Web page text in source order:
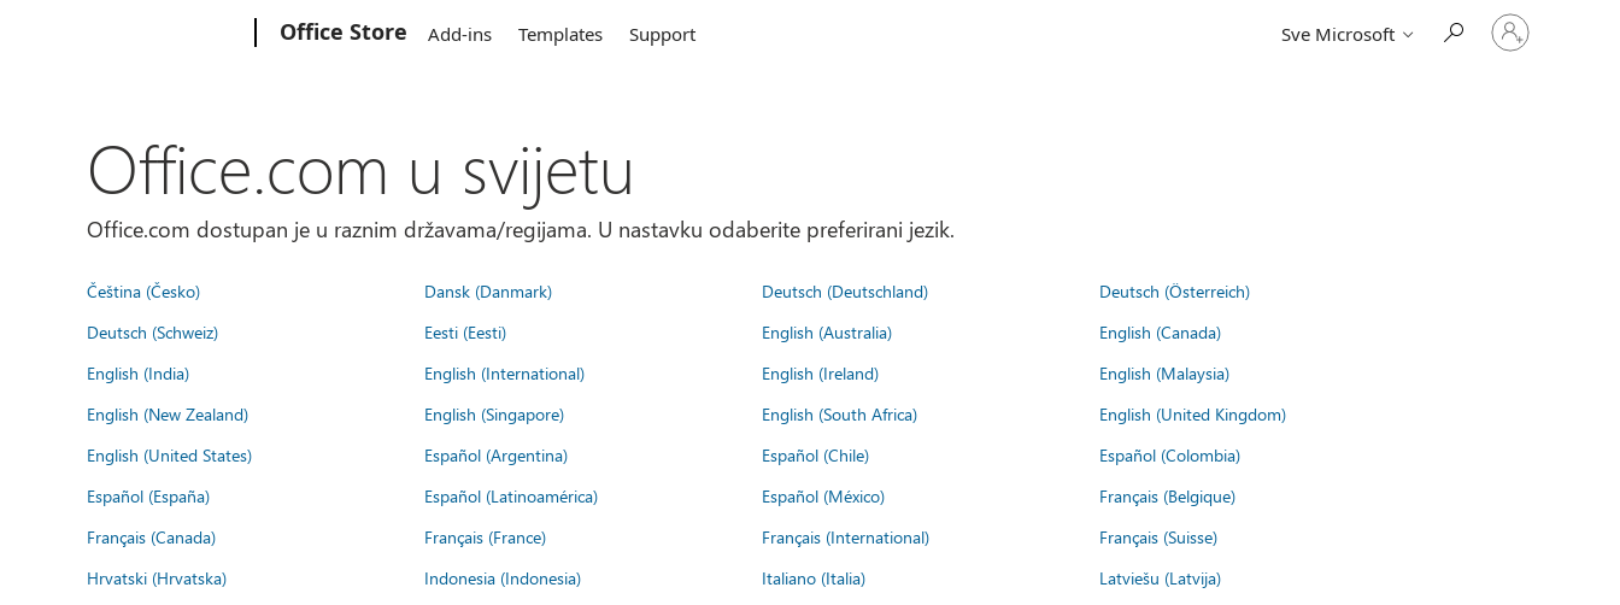
Office Store Add-ins Templates Support Sve Microsoft
Prijavite
se
Office.com u svijetu
Office.com dostupan je u raznim državama/regijama. U nastavku odaberite preferirani jezik.
Čeština (Česko) Dansk (Danmark) Deutsch (Deutschland)
Deutsch (Österreich)
Deutsch (Schweiz)
Eesti (Eesti) English (Australia)
English (Canada)
English (India)
English (International) English (Ireland)
English (Malaysia)
English (New Zealand)
English (Singapore) English (South Africa)
English (United Kingdom)
English (United States)
Español (Argentina) Español (Chile)
Español (Colombia)
Español (España)
Español (Latinoamérica) Español (México)
Français (Belgique)
Français (Canada)
Français (France) Français (International)
Français (Suisse)
Hrvatski (Hrvatska)
Indonesia (Indonesia) Italiano (Italia)
Latviešu (Latvija)